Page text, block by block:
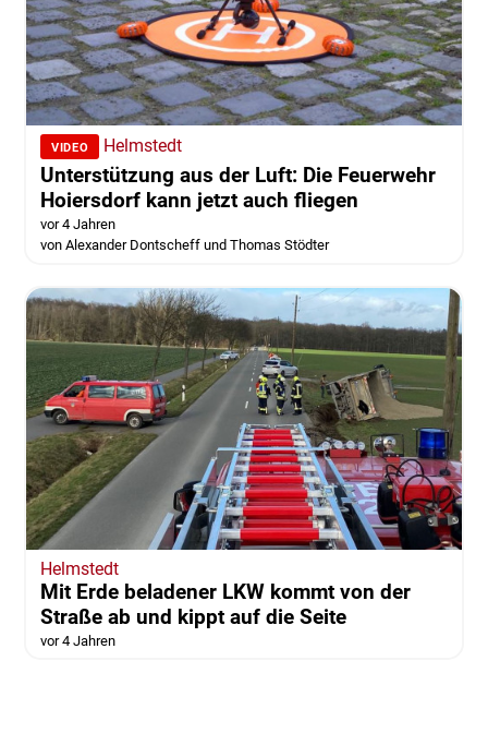
VIDEO Helmstedt
Unterstützung aus der Luft: Die Feuerwehr
Hoiersdorf kann jetzt auch fliegen
vor 4 Jahren
von Alexander Dontscheff und Thomas Stödter
Helmstedt
Mit Erde beladener LKW kommt von der
Straße ab und kippt auf die Seite
vor 4 Jahren